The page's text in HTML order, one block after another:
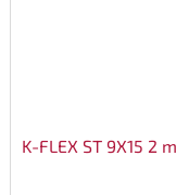
K-FLEX ST 9X15 2 m